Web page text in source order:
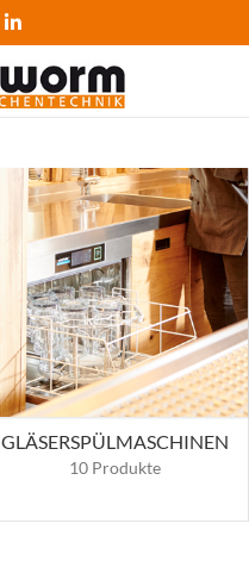
GLÄSERSPÜLMASCHINEN
10 Produkte